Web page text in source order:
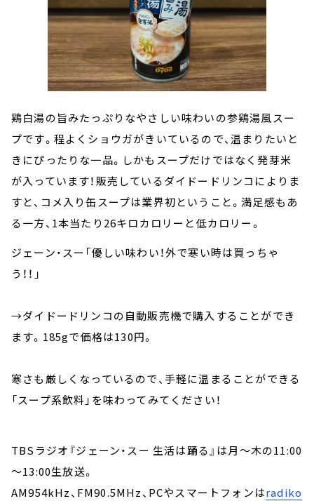
鶏白湯の旨みたっぷりなやさしい味わいの参鶏湯風スー
プです。程よくショウガがきいているので、温まりたいと
きにぴったりな一品。しかもスープだけではなく発芽米
が入っています！販売しているダイドードリンコによりま
すと、コメ入り缶スープは業界初ということ。満足感もあ
る一方、1本当たり26キロカロリーと低カロリー。
ジェーン・スー「優しい味わい！外で寒い時は買っちゃ
う！！」
→ダイドードリンコの自動販売機で購入することができ
ます。185gで価格は130円。
寒さも厳しくなっているので、手軽に温まることができる
「スープ系飲料」を味わってみてください！
TBSラジオ『ジェーン・スー 生活は踊る』は月～木の11:00
～13:00生放送。
AM954kHz、FM90.5MHz、PCやスマートフォンはradiko